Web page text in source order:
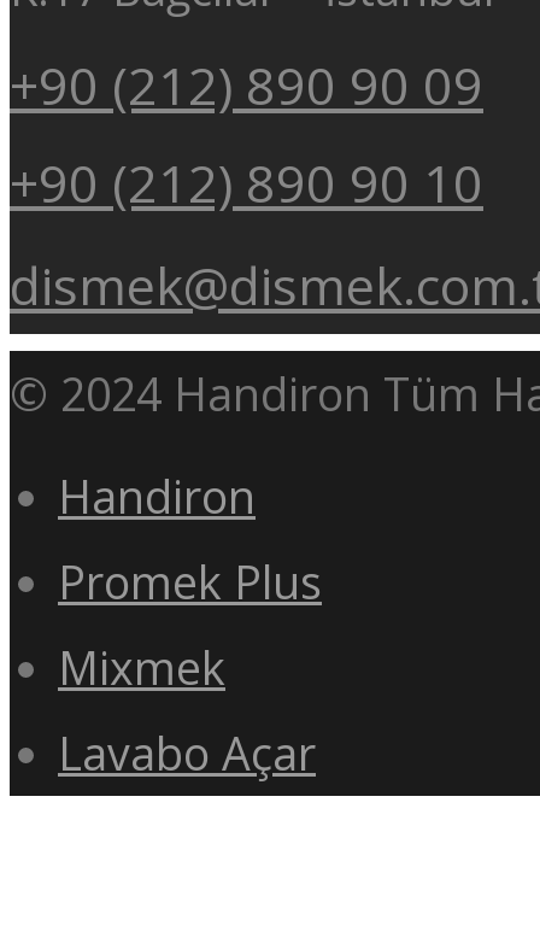
+90 (212) 890 90 09
+90 (212) 890 90 10
© 2024 Handiron Tüm
Handiron
Promek Plus
Mixmek
Lavabo Açar